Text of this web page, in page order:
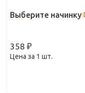
Выберите начинку
358 ₽
Цена за 1 шт.